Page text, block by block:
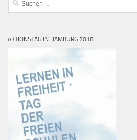
AKTIONSTAG IN HAMBURG 2018